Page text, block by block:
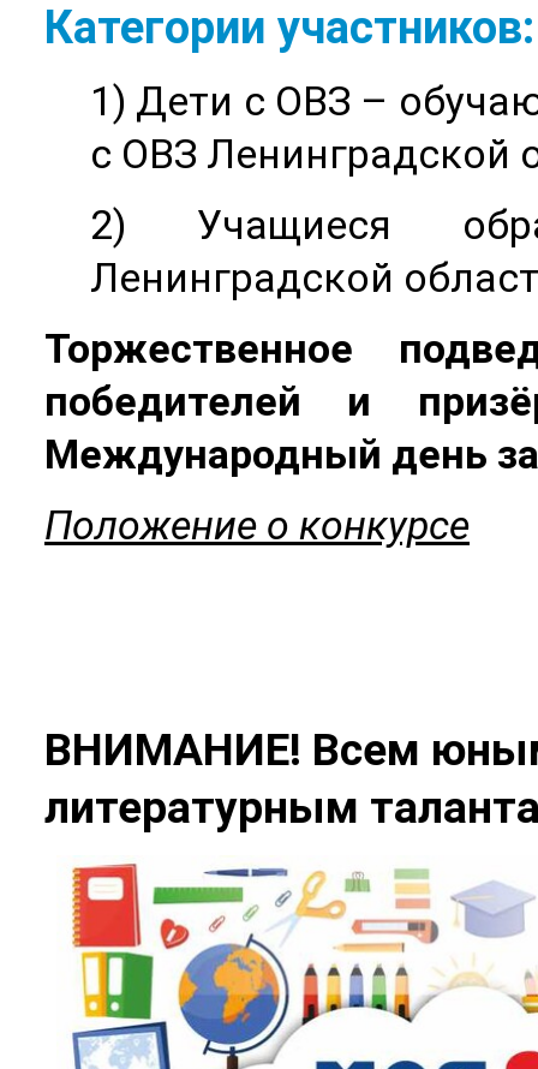
Категории участников:
1) Дети с ОВЗ –
с ОВЗ Ленинградской
2) Учащиеся
Ленинградской
Торжественное
победителей и
Международный день
Положение о конкурсе
ВНИМАНИЕ! Всем
литературным